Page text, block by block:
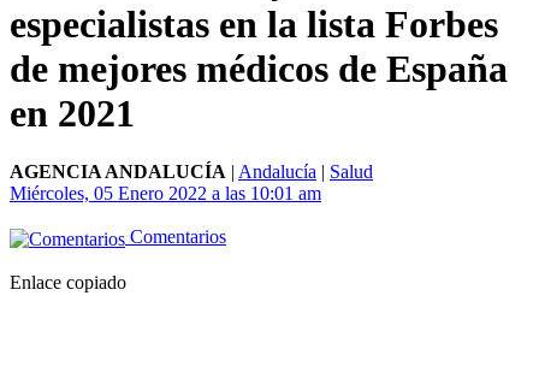
especialistas en la lista Forbes
de mejores médicos de España
en 2021
AGENCIA ANDALUCÍA | Andalucía | Salud
Miércoles, 05 Enero 2022 a las 10:01 am
Comentarios
Enlace copiado